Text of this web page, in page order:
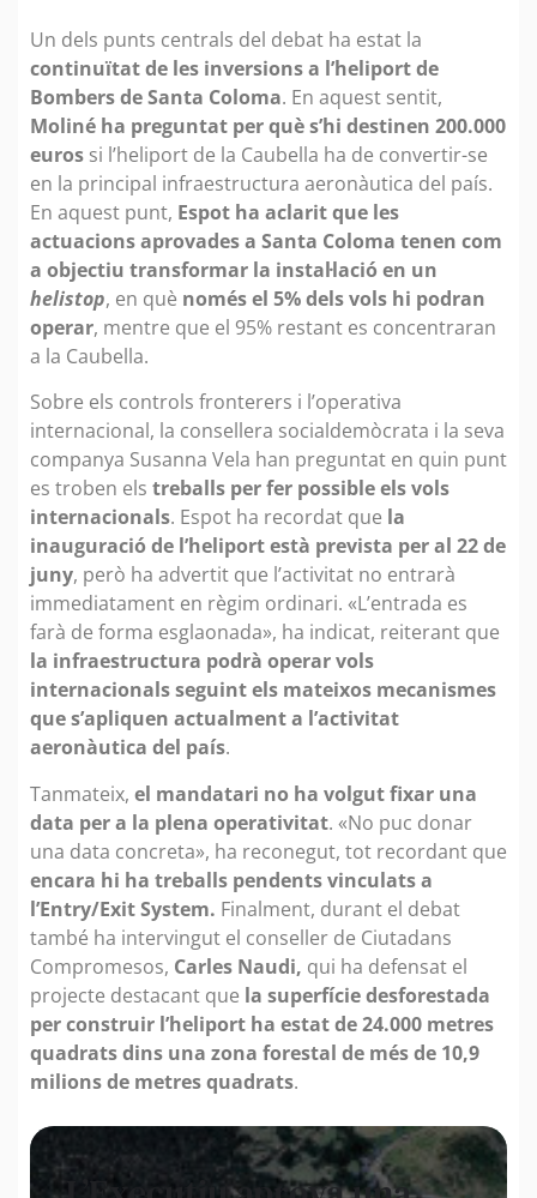
Un dels punts centrals del debat ha estat la
continuïtat de les inversions a l’heliport de
Bombers de Santa Coloma. En aquest sentit,
Moliné ha preguntat per què s’hi destinen 200.000
euros si l’heliport de la Caubella ha de convertir-se
en la principal infraestructura aeronàutica del país.
En aquest punt, Espot ha aclarit que les
actuacions aprovades a Santa Coloma tenen com
a objectiu transformar la instal·lació en un
helistop, en què només el 5% dels vols hi podran
operar, mentre que el 95% restant es concentraran
a la Caubella.
Sobre els controls fronterers i l’operativa
internacional, la consellera socialdemòcrata i la seva
companya Susanna Vela han preguntat en quin punt
es troben els treballs per fer possible els vols
internacionals. Espot ha recordat que la
inauguració de l’heliport està prevista per al 22 de
juny, però ha advertit que l’activitat no entrarà
immediatament en règim ordinari. «L’entrada es
farà de forma esglaonada», ha indicat, reiterant que
la infraestructura podrà operar vols
internacionals seguint els mateixos mecanismes
que s’apliquen actualment a l’activitat
aeronàutica del país.
Tanmateix, el mandatari no ha volgut fixar una
data per a la plena operativitat. «No puc donar
una data concreta», ha reconegut, tot recordant que
encara hi ha treballs pendents vinculats a
l’Entry/Exit System. Finalment, durant el debat
també ha intervingut el conseller de Ciutadans
Compromesos, Carles Naudi, qui ha defensat el
projecte destacant que la superfície desforestada
per construir l’heliport ha estat de 24.000 metres
quadrats dins una zona forestal de més de 10,9
milions de metres quadrats.